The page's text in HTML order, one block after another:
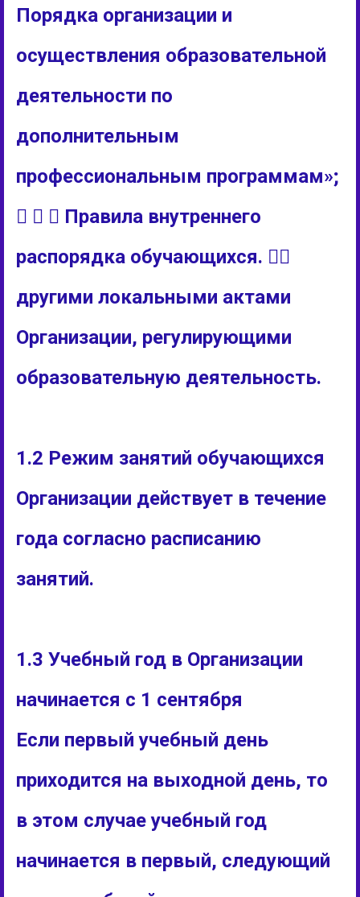
Порядка организации и
осуществления образовательной
деятельности по
дополнительным
профессиональным программам»;
   Правила внутреннего
распорядка обучающихся. 
другими локальными актами
Организации, регулирующими
образовательную деятельность.
1.2 Режим занятий обучающихся
Организации действует в течение
года согласно расписанию
занятий.
1.3 Учебный год в Организации
начинается с 1 сентября
Если первый учебный день
приходится на выходной день, то
в этом случае учебный год
начинается в первый, следующий